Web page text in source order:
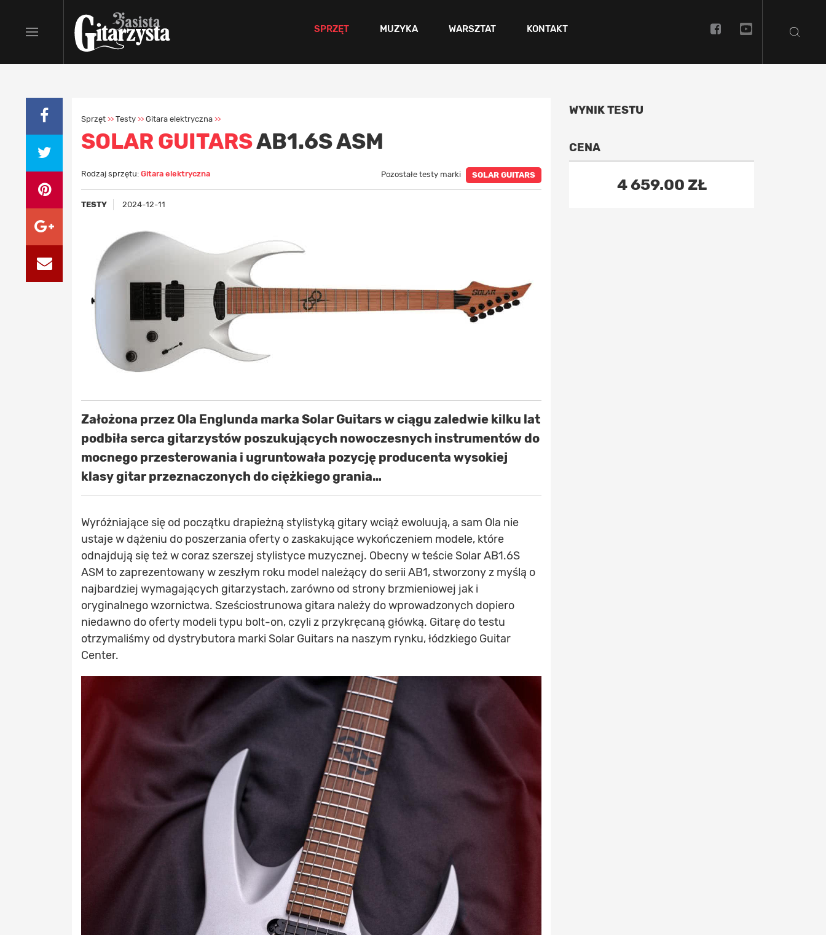
SPRZĘT MUZYKA WARSZTAT KONTAKT
Sprzęt >> Testy >> Gitara elektryczna >>
SOLAR GUITARSAB1.6S ASM
Rodzaj sprzętu: Gitara elektryczna Pozostałe testy marki SOLAR GUITARS
TESTY 2024-12-11
Założona przez Ola Englunda marka Solar Guitars w ciągu zaledwie kilku lat
podbiła serca gitarzystów poszukujących nowoczesnych instrumentów do
mocnego przesterowania i ugruntowała pozycję producenta wysokiej
klasy gitar przeznaczonych do ciężkiego grania…
Wyróżniające się od początku drapieżną stylistyką gitary wciąż ewoluują, a sam Ola nie
ustaje w dążeniu do poszerzania oferty o zaskakujące wykończeniem modele, które
odnajdują się też w coraz szerszej stylistyce muzycznej. Obecny w teście Solar AB1.6S
ASM to zaprezentowany w zeszłym roku model należący do serii AB1, stworzony z myślą o
najbardziej wymagających gitarzystach, zarówno od strony brzmieniowej jak i
oryginalnego wzornictwa. Sześciostrunowa gitara należy do wprowadzonych dopiero
niedawno do oferty modeli typu bolt-on, czyli z przykręcaną główką. Gitarę do testu
otrzymaliśmy od dystrybutora marki Solar Guitars na naszym rynku, łódzkiego Guitar
Center.
WYNIK TESTU
CENA
4 659.00 ZŁ